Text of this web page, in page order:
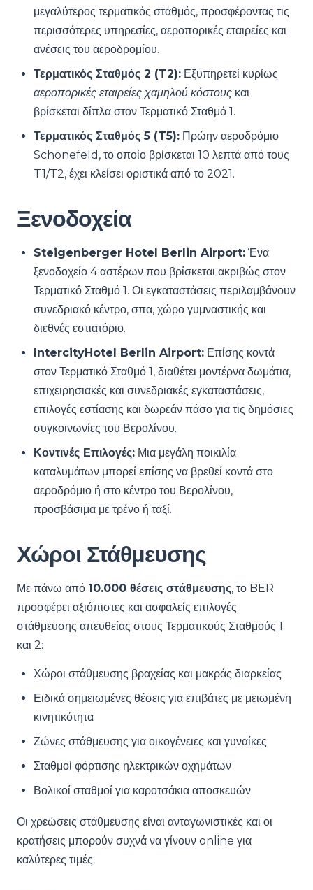
μεγαλύτερος τερματικός σταθμός, προσφέροντας τις
περισσότερες υπηρεσίες, αεροπορικές εταιρείες και
ανέσεις του αεροδρομίου.
Τερματικός Σταθμός 2 (T2): Εξυπηρετεί κυρίως
αεροπορικές εταιρείες χαμηλού κόστους και
βρίσκεται δίπλα στον Τερματικό Σταθμό 1.
Τερματικός Σταθμός 5 (T5): Πρώην αεροδρόμιο
Schönefeld, το οποίο βρίσκεται 10 λεπτά από τους
T1/T2, έχει κλείσει οριστικά από το 2021.
Ξενοδοχεία
Steigenberger Hotel Berlin Airport: Ένα
ξενοδοχείο 4 αστέρων που βρίσκεται ακριβώς στον
Τερματικό Σταθμό 1. Οι εγκαταστάσεις περιλαμβάνουν
συνεδριακό κέντρο, σπα, χώρο γυμναστικής και
διεθνές εστιατόριο.
IntercityHotel Berlin Airport: Επίσης κοντά
στον Τερματικό Σταθμό 1, διαθέτει μοντέρνα δωμάτια,
επιχειρησιακές και συνεδριακές εγκαταστάσεις,
επιλογές εστίασης και δωρεάν πάσο για τις δημόσιες
συγκοινωνίες του Βερολίνου.
Κοντινές Επιλογές: Μια μεγάλη ποικιλία
καταλυμάτων μπορεί επίσης να βρεθεί κοντά στο
αεροδρόμιο ή στο κέντρο του Βερολίνου,
προσβάσιμα με τρένο ή ταξί.
Χώροι Στάθμευσης
Με πάνω από 10.000 θέσεις στάθμευσης, το BER
προσφέρει αξιόπιστες και ασφαλείς επιλογές
στάθμευσης απευθείας στους Τερματικούς Σταθμούς 1
και 2:
Χώροι στάθμευσης βραχείας και μακράς διαρκείας
Ειδικά σημειωμένες θέσεις για επιβάτες με μειωμένη
κινητικότητα
Ζώνες στάθμευσης για οικογένειες και γυναίκες
Σταθμοί φόρτισης ηλεκτρικών οχημάτων
Βολικοί σταθμοί για καροτσάκια αποσκευών
Οι χρεώσεις στάθμευσης είναι ανταγωνιστικές και οι
κρατήσεις μπορούν συχνά να γίνουν online για
καλύτερες τιμές.